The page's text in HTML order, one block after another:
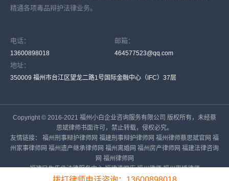
精通各项毒品辩护法律业务。
电话：
13600898018
邮箱：
464577523@qq.com
地址：
350009 福州市台江区望龙二路1号国际金融中心（IFC）37层
Copyright © 2016-2021 福州小白企业咨询服务有限公司 版权所有，未经蔡
思斌律师书面许可，禁止转载，侵权必究。
友情链接： 福州刑事辩护律师网 福建刑事辩护律师网 福州律师蔡思斌官网 福
州家事律师网 福州遗产继承律师网 福州离婚网 福州房产律师网 福建法律咨询
网 福州律师网
福建民生传承法律服务中心 福建遗嘱库 福州律师 福州离婚律师
备案号：闽ICP备16023919号-5